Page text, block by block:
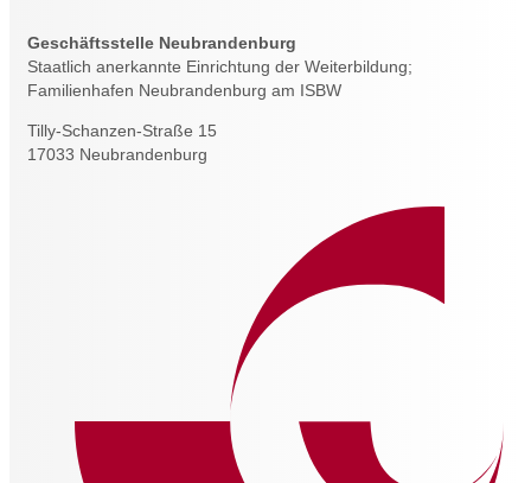
Geschäftsstelle Neubrandenburg
Staatlich anerkannte Einrichtung der Weiterbildung;
Familienhafen Neubrandenburg am ISBW
Tilly-Schanzen-Straße 15
17033 Neubrandenburg